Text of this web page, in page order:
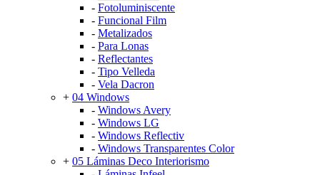
- Fotoluminiscente
- Funcional Film
- Metalizados
- Para Lonas
- Reflectantes
- Tipo Velleda
- Vela Dacron
+ 04 Windows
- Windows Avery
- Windows LG
- Windows Reflectiv
- Windows Transparentes Color
+ 05 Láminas Deco Interiorismo